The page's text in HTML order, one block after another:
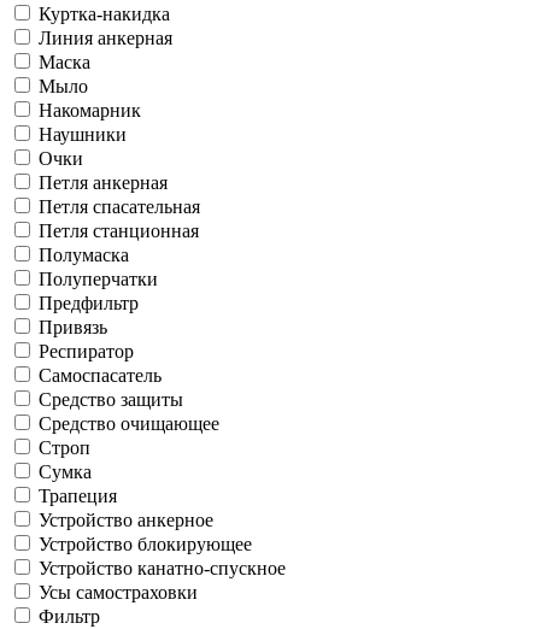
Куртка-накидка
Линия анкерная
Маска
Мыло
Накомарник
Наушники
Очки
Петля анкерная
Петля спасательная
Петля станционная
Полумаска
Полуперчатки
Предфильтр
Привязь
Респиратор
Самоспасатель
Средство защиты
Средство очищающее
Строп
Сумка
Трапеция
Устройство анкерное
Устройство блокирующее
Устройство канатно-спускное
Усы самостраховки
Фильтр